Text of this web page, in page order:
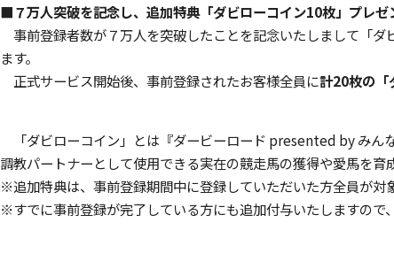
■７万人突破を記念し、追加特典「ダビローコイン10枚」プレゼ
事前登録者数が７万人を突破したことを記念いたしまして「
ます。
正式サービス開始後、事前登録されたお客様全員に計20枚の「
「ダビローコイン」とは『ダービーロード presented by みん
調教パートナーとして使用できる実在の競走馬の獲得や愛馬を
※追加特典は、事前登録期間中に登録していただいた方全員が対
※すでに事前登録が完了している方にも追加付与いたしますので